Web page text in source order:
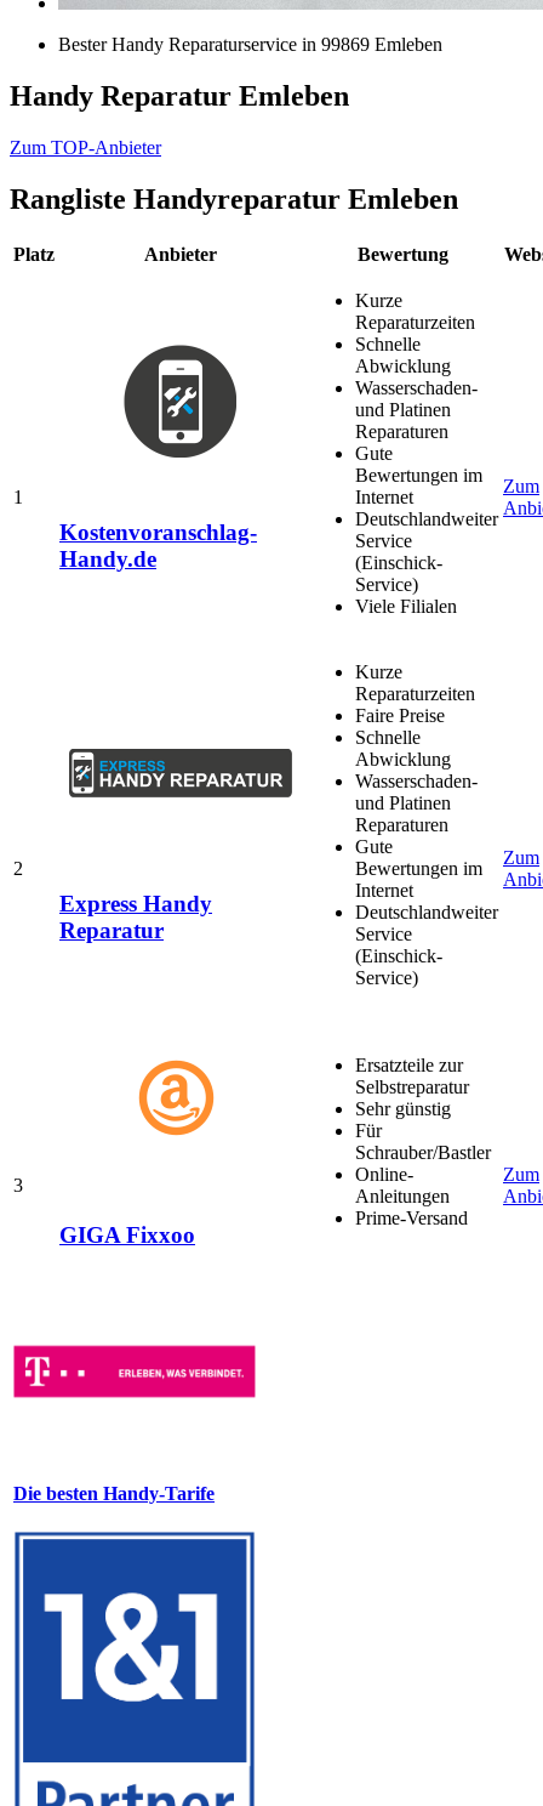
Bester Handy Reparaturservice in 99869 Emleben
Handy Reparatur Emleben
Zum TOP-Anbieter
Rangliste Handyreparatur Emleben
Platz Anbieter Bewertung
1
Kostenvoranschlag-
Handy.de
Kurze
Reparaturzeiten
Schnelle
Abwicklung
Wasserschaden-
und Platinen
Reparaturen
Gute
Bewertungen im
Internet
Deutschlandweiter
Service
(Einschick-
Service)
Viele Filialen
Zum
2
Express Handy
Reparatur
Kurze
Reparaturzeiten
Faire Preise
Schnelle
Abwicklung
Wasserschaden-
und Platinen
Reparaturen
Gute
Bewertungen im
Internet
Deutschlandweiter
Service
(Einschick-
Service)
Zum
3
GIGA Fixxoo
Ersatzteile zur
Selbstreparatur
Sehr günstig
Für
Schrauber/Bastler
Online-
Anleitungen
Prime-Versand
Zum
Die besten Handy-Tarife